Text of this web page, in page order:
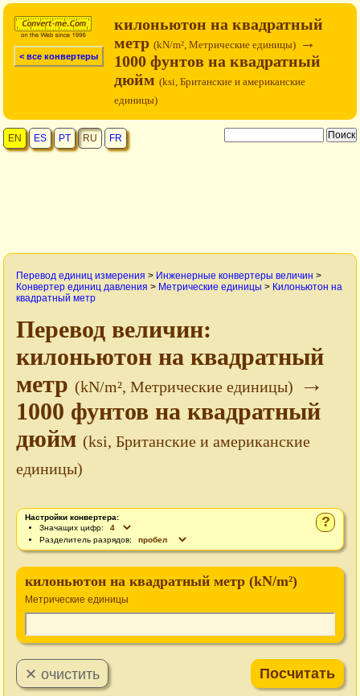
< все конвертеры
килоньютон на квадратный
метр (kN/m², Метрические единицы) →
1000 фунтов на квадратный
дюйм (ksi, Британские и американские
единицы)
EN ES PT RU FR
Перевод единиц измерения > Инженерные конвертеры величин >
Конвертер единиц давления > Метрические единицы > Килоньютон на
квадратный метр
Перевод величин:
килоньютон на квадратный
метр (kN/m², Метрические единицы)
→
1000 фунтов на квадратный
дюйм (ksi, Британские и американские
единицы)
?
Настройки конвертера:
Значащих цифр:
Разделитель разрядов:
килоньютон на квадратный метр (kN/m²)
Метрические единицы